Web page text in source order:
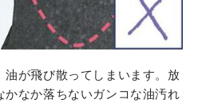
が飛び散ってしまいます。放
なか落ちないガンコな油汚れ